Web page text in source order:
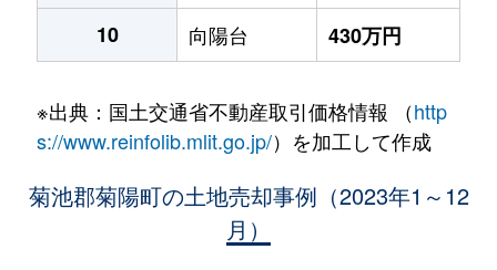
10
向陽台 430万円
※出典：国土交通省不動産取引価格情報 （http
s://www.reinfolib.mlit.go.jp/）を加工して作成
菊池郡菊陽町の土地売却事例（2023年1～12
月）